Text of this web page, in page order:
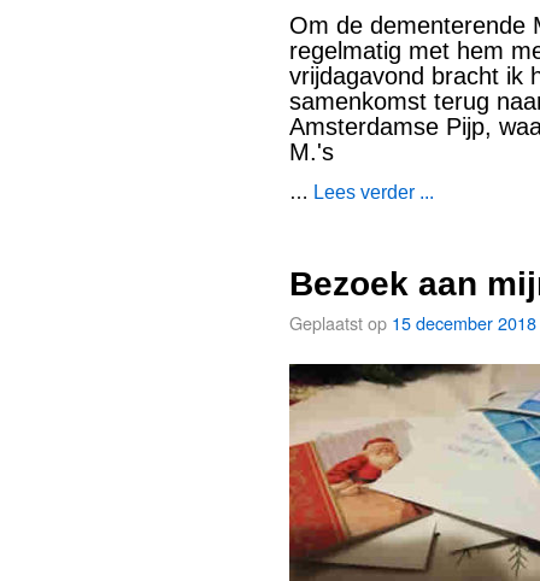
Om de dementerende
regelmatig met hem
vrijdagavond bracht ik
samenkomst terug
Amsterdamse Pijp,
M.'s
… Lees verder ...
Bezoek aan
Geplaatst op 15 december 2018